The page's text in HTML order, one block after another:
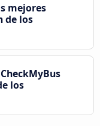
mejores
de los
los